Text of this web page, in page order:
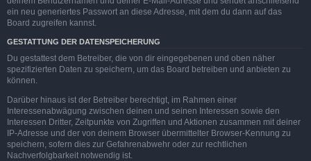
ein neu generiertes Passwort an diese Adresse, mit dem du dann auf das
Board zugreifen kannst.
GESTATTUNG DER DATENSPEICHERUNG
Du gestattest dem Betreiber, die von dir eingegebenen und oben näher
spezifizierten Daten zu speichern, um das Board betreiben und anbieten zu
können.
Darüber hinaus ist der Betreiber berechtigt, im Rahmen einer
Interessenabwägung zwischen deinen und seinen Interessen sowie den
Interessen Dritter, Zeitpunkte von Zugriffen und Aktionen zusammen mit deiner
IP-Adresse und der von deinem Browser übermittelter Browser-Kennung zu
speichern, sofern dies zur Gefahrenabwehr oder zur rechtlichen
Nachverfolgbarkeit notwendig ist.